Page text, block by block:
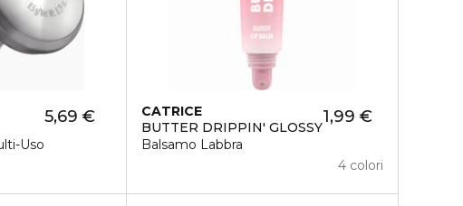
Uso
5,69 €
CATRICE
BUTTER DRIPPIN' GLOSSY
Balsamo Labbra
1,99 €
4 colori